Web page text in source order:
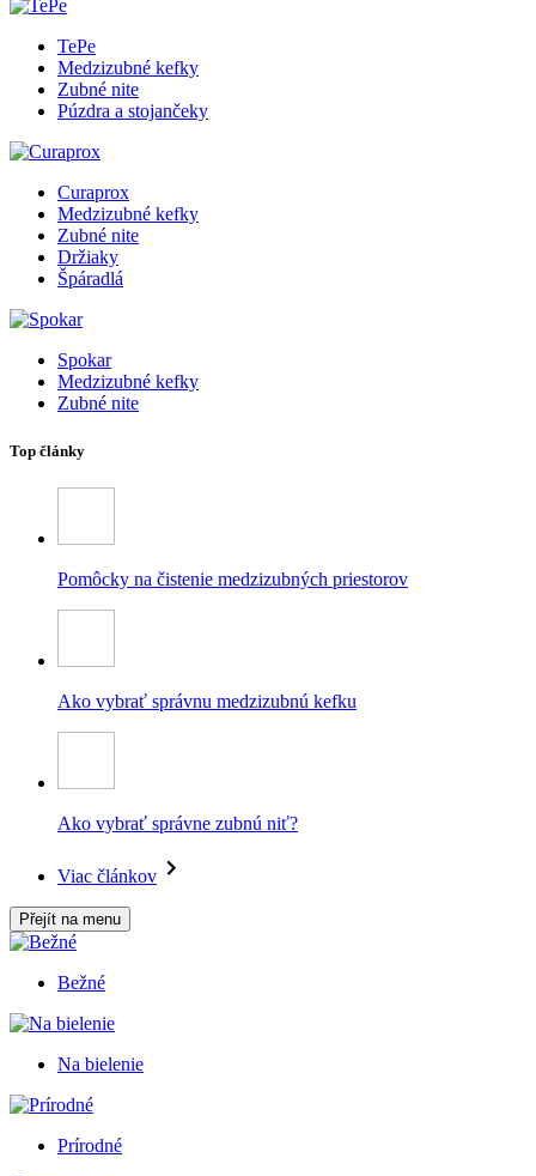
TePe
Medzizubné kefky
Zubné nite
Púzdra a stojančeky
Curaprox
Medzizubné kefky
Zubné nite
Držiaky
Špáradlá
Spokar
Medzizubné kefky
Zubné nite
Top články
Pomôcky na čistenie medzizubných priestorov
Ako vybrať správnu medzizubnú kefku
Ako vybrať správne zubnú niť?
Viac článkov
Přejít na menu
Bežné
Na bielenie
Prírodné